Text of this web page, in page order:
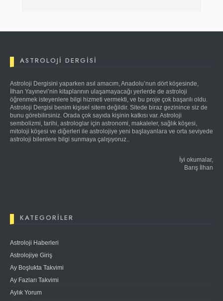
ASTROLOJI DERGISI
Astroloji Dergisini yaparken asıl amacım, Anadolu’nun dört köşesinde,
İlhan Yayınevi’nin kitaplarının ulaşamayacağı yerlerde de astroloji
öğrenmek isteyenlere bilgi hizmeti vermekti, ve bu proje çok başarılı oldu.
Astroloji Dergisi benim kişisel sitem değildir. Sitede biraz gezinince siz de
bunu görebilirsiniz. Orada çok sayıda kişinin katkısı var. Astroloji
sembolizmi, tarihi, astrologlar için astronomi, makaleler, sağlık köşesi,
mitoloji köşesi ve diğerleri ile astrolojiye yeni başlayanlara ve orta seviyede
astroloji bilenlere bilgi sunmaya çalışıyoruz..
İyi okumalar,
Barış İlhan
KATEGORILER
Astroloji Haberleri
Astrolojiye Giriş
Ay Boşlukta Takvimi
Ay Fazları Takvimi
Aylık Yorum